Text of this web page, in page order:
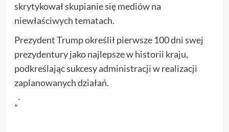
skrytykował skupianie się mediów na
niewłaściwych tematach.
Prezydent Trump określił pierwsze 100 dni swej
prezydentury jako najlepsze w historii kraju,
podkreślając sukcesy administracji w realizacji
zaplanowanych działań.
„`